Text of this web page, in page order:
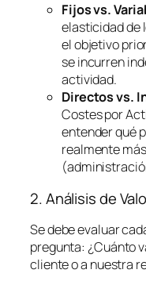
Fijos vs.
elasticidad de
el objetivo
se incurren
actividad.
Directos vs.
Costes por
entender qué
realmente
2. Análisis de
Se debe evaluar
pregunta: ¿Cuánto
cliente o a nuestra